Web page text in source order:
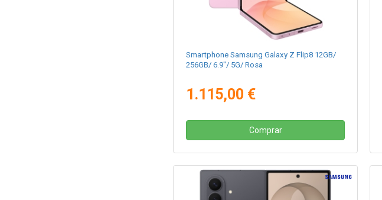
Smartphone Samsung Galaxy Z Flip8 12GB/
256GB/ 6.9"/ 5G/ Rosa
1.115,00 €
Comprar